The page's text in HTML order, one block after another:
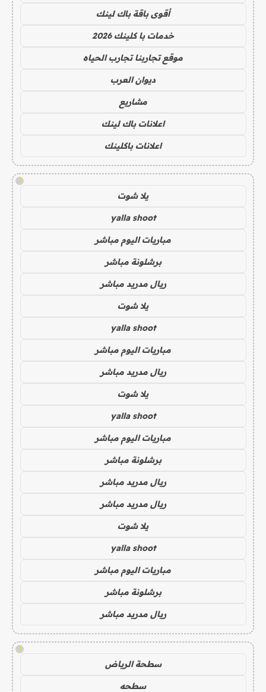
أقوى باقة باك لينك
خدمات با كلينك 2026
موقع تجاربنا تجارب الحياه
ديوان العرب
مشاريع
اعلانات باك لينك
اعلانات باكلينك
!
يلا شوت
yalla shoot
مباريات اليوم مباشر
برشلونة مباشر
ريال مدريد مباشر
يلا شوت
yalla shoot
مباريات اليوم مباشر
ريال مدريد مباشر
يلا شوت
yalla shoot
مباريات اليوم مباشر
برشلونة مباشر
ريال مدريد مباشر
ريال مدريد مباشر
يلا شوت
yalla shoot
مباريات اليوم مباشر
برشلونة مباشر
ريال مدريد مباشر
!
سطحة الرياض
سطحه